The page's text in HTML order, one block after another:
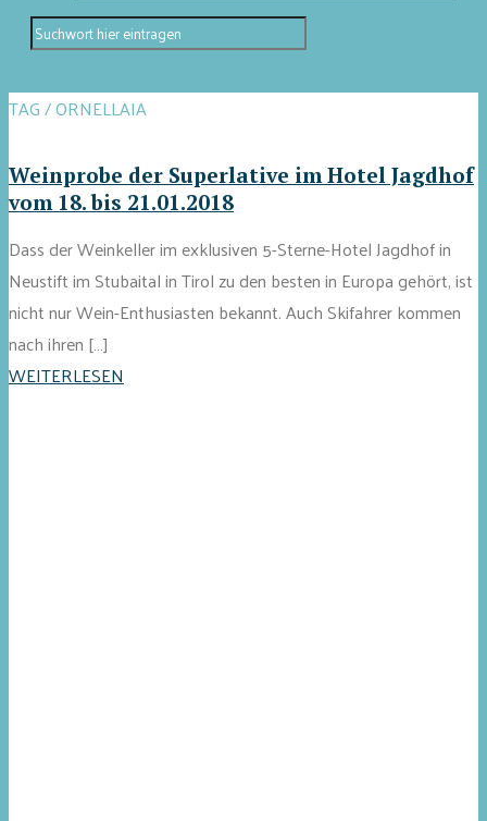
TAG / ORNELLAIA
Weinprobe der Superlative im Hotel Jagdhof
vom 18. bis 21.01.2018
Dass der Weinkeller im exklusiven 5-Sterne-Hotel Jagdhof in
Neustift im Stubaital in Tirol zu den besten in Europa gehört, ist
nicht nur Wein-Enthusiasten bekannt. Auch Skifahrer kommen
nach ihren […]
WEITERLESEN